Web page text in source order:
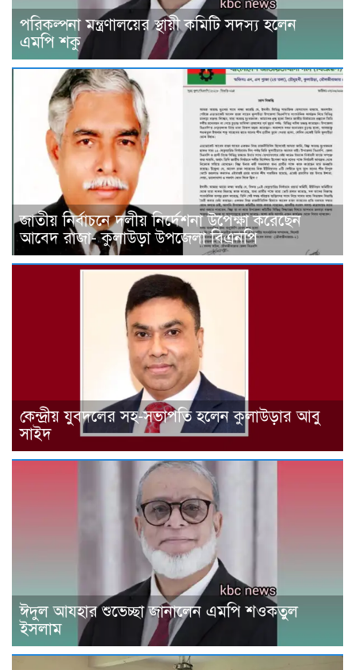
পরিকল্পনা মন্ত্রণালয়ের স্থায়ী কমিটি সদস্য হলেন
এমপি শকু
জাতীয় নির্বাচনে দলীয় নির্দেশনা উপেক্ষা করেছেন
আবেদ রাজা- কুলাউড়া উপজেলা বিএনপি
কেন্দ্রীয় যুবদলের সহ-সভাপতি হলেন কুলাউড়ার আবু
সাইদ
ঈদুল আযহার শুভেচ্ছা জানালেন এমপি শওকতুল
ইসলাম